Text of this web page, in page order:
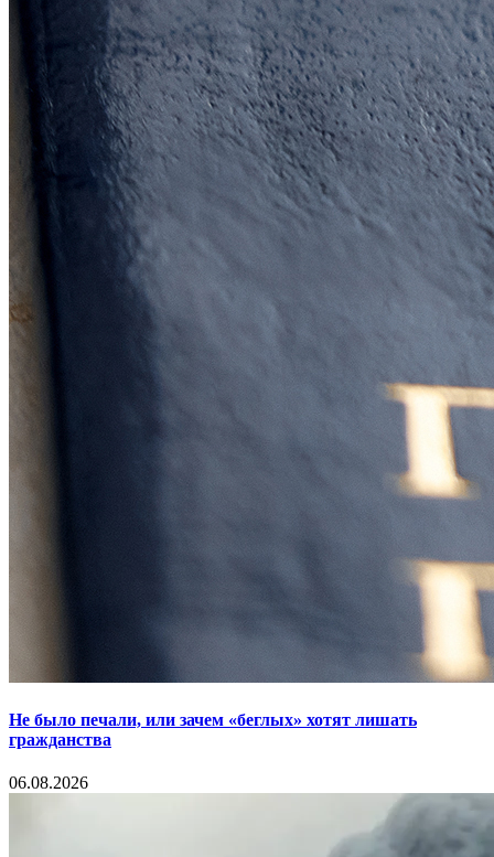
Не было печали, или зачем «беглых» хотят лишать
гражданства
06.08.2026